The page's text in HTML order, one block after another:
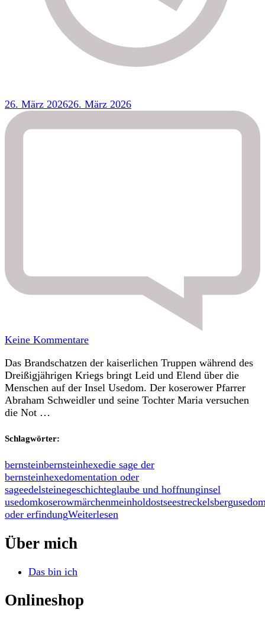
26. März 202626. März 2026
Keine Kommentarezu
Bernsteinhexe
vom
Streckelsberg
Koserow
Das Brandschatzen der kaiserlichen Truppen während des
Dreißigjährigen Kriegs bringt Leid und Elend über die
Menschen auf der Insel Usedom. Der koserower Pfarrer
Abraham Schweidler und seine Tochter Maria versuchen
die Not …
Schlagwörter:
bernsteinbernsteinhexedie sage der
bernsteinhexedomentation oder
sageedelsteinegeschichteglaube und hoffnunginsel
usedomkoserowmärchenmeinholdostseestreckelsberg
oder erfindungWeiterlesen
Über mich
Das bin ich
Onlineshop